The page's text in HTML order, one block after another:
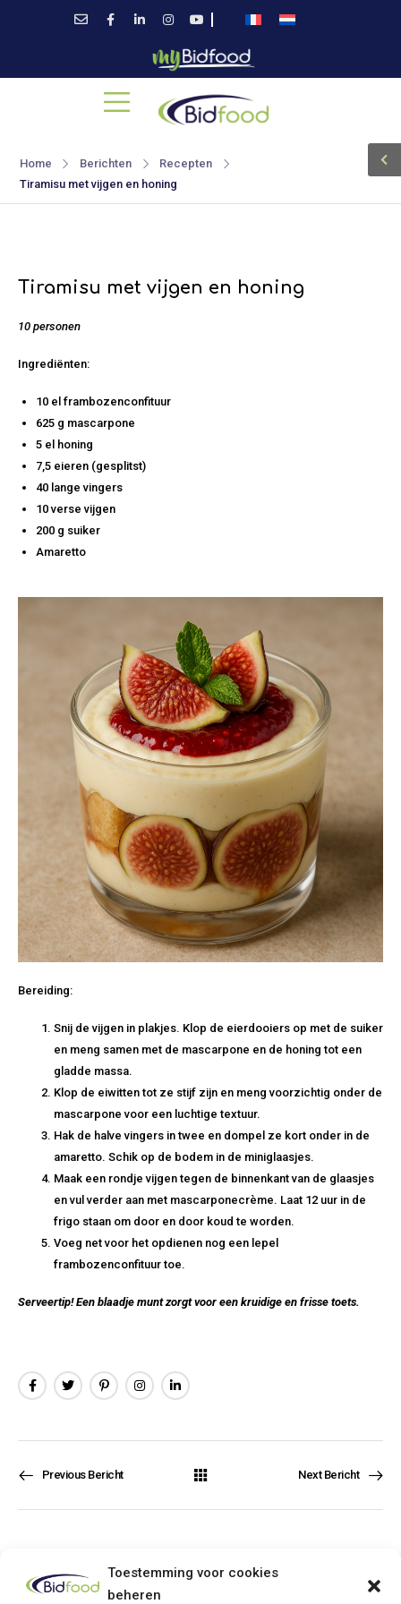
Toestemming voor cookies
beheren
Home Berichten
Recepten
Tiramisu met vijgen en honing
Tiramisu met vijgen en honing
10 personen
Ingrediënten:
10 el frambozenconfituur
625 g mascarpone
5 el honing
7,5 eieren (gesplitst)
40 lange vingers
10 verse vijgen
200 g suiker
Amaretto
Bereiding:
Snij de vijgen in plakjes. Klop de eierdooiers op met de suiker
en meng samen met de mascarpone en de honing tot een
gladde massa.
Klop de eiwitten tot ze stijf zijn en meng voorzichtig onder de
mascarpone voor een luchtige textuur.
Hak de halve vingers in twee en dompel ze kort onder in de
amaretto. Schik op de bodem in de miniglaasjes.
Maak een rondje vijgen tegen de binnenkant van de glaasjes
en vul verder aan met mascarponecrème. Laat 12 uur in de
frigo staan om door en door koud te worden.
Voeg net voor het opdienen nog een lepel
frambozenconfituur toe.
Serveertip! Een blaadje munt zorgt voor een kruidige en frisse toets.
Previous Bericht Next Bericht